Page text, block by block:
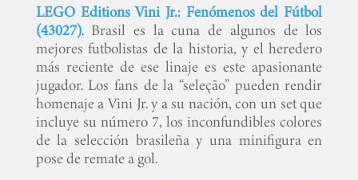
LEGO Editions Vini Jr.: Fenómenos del Fútbol
(43027). Brasil es la cuna de algunos de los
mejores futbolistas de la historia, y el heredero
más reciente de ese linaje es este apasionante
jugador. Los fans de la “seleção” pueden rendir
homenaje a Vini Jr. y a su nación, con un set que
incluye su número 7, los inconfundibles colores
de la selección brasileña y una minifigura en
pose de remate a gol.